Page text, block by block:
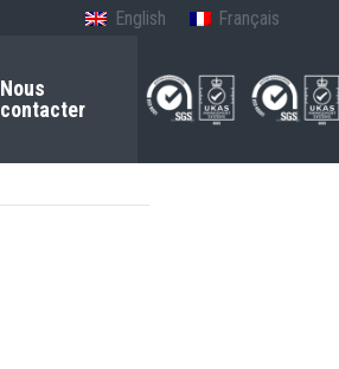
English Français
Nous
contacter